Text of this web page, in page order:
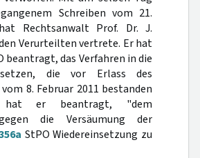
Schreiben vom 21.
Rechtsanwalt Prof. Dr. J.
Verurteilten vertrete. Er hat
beantragt, das Verfahren in die
die vor Erlass des
8. Februar 2011 bestanden
hat er beantragt, "dem
die Versäumung der
StPO Wiedereinsetzung zu